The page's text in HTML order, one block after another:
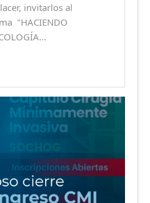
invitarlos al
"HACIENDO